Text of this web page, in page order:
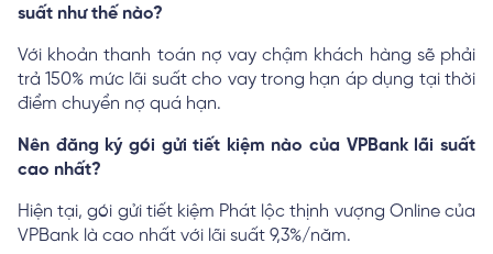
suất như thế nào?
Với khoản thanh toán nợ vay chậm khách hàng sẽ phải
trả 150% mức lãi suất cho vay trong hạn áp dụng tại thời
điểm chuyển nợ quá hạn.
Nên đăng ký gói gửi tiết kiệm nào của VPBank lãi suất
cao nhất?
Hiện tại, gói gửi tiết kiệm Phát lộc thịnh vượng Online của
VPBank là cao nhất với lãi suất 9,3%/năm.